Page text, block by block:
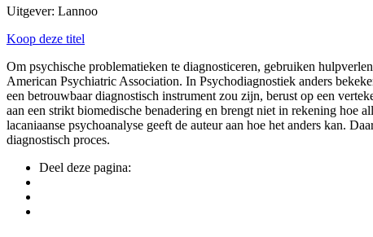
Uitgever: Lannoo
Koop deze titel
Om psychische problematieken te diagnosticeren, gebruiken
American Psychiatric Association. In Psychodiagnostiek anders
een betrouwbaar diagnostisch instrument zou zijn, berust op een
aan een strikt biomedische benadering en brengt niet in rekening hoe
lacaniaanse psychoanalyse geeft de auteur aan hoe het anders kan.
diagnostisch proces.
Deel deze pagina: